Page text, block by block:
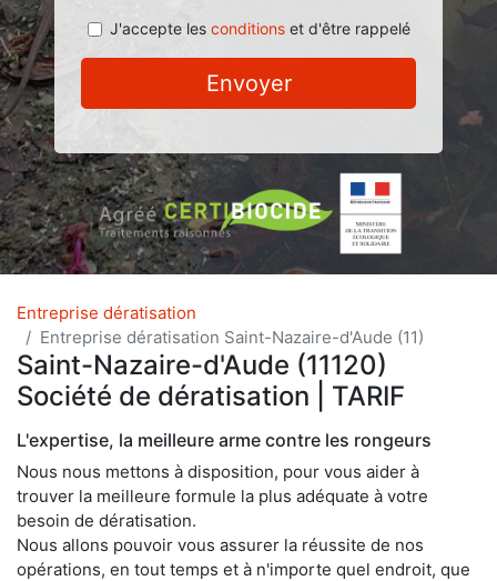
J'accepte les conditionset d'être rappelé
Envoyer
Entreprise dératisation
Entreprise dératisation Saint-Nazaire-d'Aude (11)
Saint-Nazaire-d'Aude (11120)
Société de dératisation | TARIF
L'expertise, la meilleure arme contre les rongeurs
Nous nous mettons à disposition, pour vous aider à
trouver la meilleure formule la plus adéquate à votre
besoin de dératisation.
Nous allons pouvoir vous assurer la réussite de nos
opérations, en tout temps et à n'importe quel endroit, que